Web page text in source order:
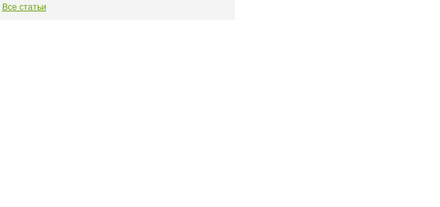
Все статьи